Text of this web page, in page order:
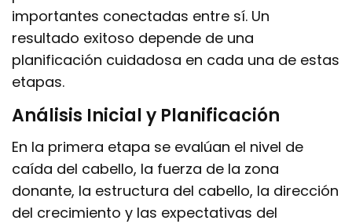
importantes conectadas entre sí. Un
resultado exitoso depende de una
planificación cuidadosa en cada una de estas
etapas.
Análisis Inicial y Planificación
En la primera etapa se evalúan el nivel de
caída del cabello, la fuerza de la zona
donante, la estructura del cabello, la dirección
del crecimiento y las expectativas del